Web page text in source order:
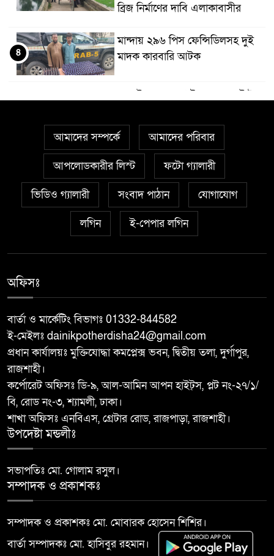
ব্রিজ নির্মাণের দাবি এলাকাবাসীর
মান্দায় ২৯৬ পিস ফেন্সিডিলসহ দুই
মাদক কারবারি আটক
৪
আত্রাইয়ে ২০ লাখ টাকা মূল্যের ট্রাক্টর
বাঘা পৌরসভার উন্নয়নে পাঁচটি
প্রকল্পের উদ্বোধন করলেন সংসদ
সদস্য আবু সাঈদ চাঁদ
চারঘাটে পাঁচ মাদক মামলার আসামি
গ্রেপ্তার, মাদকের বিরুদ্ধে জিরো
(বিএমডিএ)-এর পরিচালনা বোর্ডের
৮
দুর্গাপুরে ঝালুকা ইউনিয়ন পরিদর্শন
করলেন ইউএনও উম্মে হাবিবা
৯
বাঘায় পুলিশ পরিচয়ে চাঁদাবাজির
অভিযোগে ২ ভুয়া পুলিশকে গণপিটুনির
১০
আমাদের সম্পর্কে আমাদের পরিবার
আপলোডকারীর লিস্ট ফটো গ্যালারী
ভিডিও গ্যালারী সংবাদ পাঠান যোগাযোগ
লগিন ই-পেপার লগিন
অফিসঃ
বার্তা ও মার্কেটিং বিভাগঃ 01332-844582
ই-মেইলঃ dainikpotherdisha24@gmail.com
প্রধান কার্যালয়ঃ মুক্তিযোদ্ধা কমপ্লেক্স ভবন, দ্বিতীয় তলা, দুর্গাপুর,
রাজশাহী।
কর্পোরেট অফিসঃ ডি-৯, আল-আমিন আপন হাইট্স, প্লট নং-২৭/১/
বি, রোড নং-৩, শ্যামলী, ঢাকা।
শাখা অফিসঃ এনবিএস, গ্রেটার রোড, রাজপাড়া, রাজশাহী।
উপদেষ্টা মন্ডলীঃ
সভাপতিঃ মো. গোলাম রসুল।
সম্পাদক ও প্রকাশকঃ
সম্পাদক ও প্রকাশকঃ মো. মোবারক হোসেন শিশির।
বার্তা সম্পাদকঃ মো. হাসিবুর রহমান।